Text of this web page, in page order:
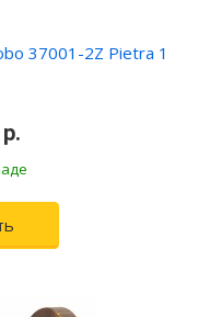
37001-2Z Pietra 1